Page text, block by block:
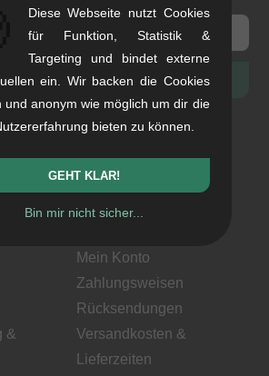
ANMELDEN
dieDatenschutzerklärung(jederzeit
&
Hilfe & Information
Mein Konto
Zahlungsweisen
Rücksendungen
Versandkosten &
Lieferzeiten
Diese Webseite nutzt Cookies
für Funktion, Statistik &
Targeting und bindet externe
ein. Wir backen die Cookies
und anonym wie möglich um dir die
bieten zu können.
GEHT KLAR!
Bin mir nicht sicher...